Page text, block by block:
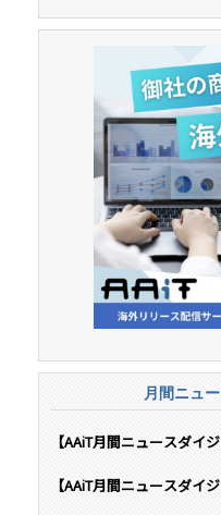
月間ニュ
【AAiT月間ニュースダイ
【AAiT月間ニュースダイ